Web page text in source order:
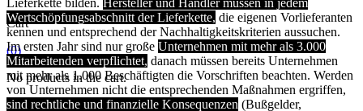
Cart
(0)
No products in the cart.
Lieferkette bilden. Hersteller und Händler müssen in jedem
Wertschöpfungsabschnitt der Lieferkette, die eigenen Vorlieferanten
kennen und entsprechend der Nachhaltigkeitskriterien aussuchen.
Im ersten Jahr sind nur große Unternehmen mit mehr als 3.000
Mitarbeitenden verpflichtet, danach müssen bereits Unternehmen
mit mehr als 1.000 Beschäftigten die Vorschriften beachten. Werden
von Unternehmen nicht die entsprechenden Maßnahmen ergriffen,
sind rechtliche und finanzielle Konsequenzen (Bußgelder,